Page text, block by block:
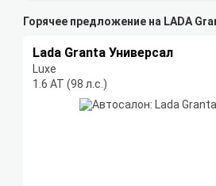
Горячее предложение на LADA
Lada Granta Универсал
Luxe
1.6 АТ (98 л.с.)